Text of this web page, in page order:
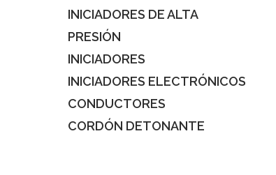
INICIADORES DE ALTA
PRESIÓN
INICIADORES
INICIADORES ELECTRÓNICOS
CONDUCTORES
CORDÓN DETONANTE